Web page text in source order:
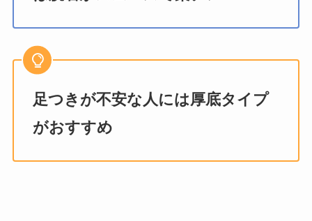
足つきが不安な人には厚底タイプ
がおすすめ